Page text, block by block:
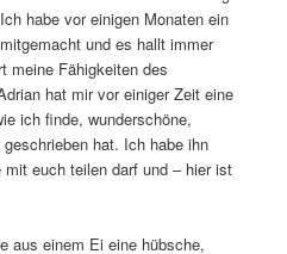
habe vor einigen Monaten ein
und es hallt immer
meine Fähigkeiten des
hat mir vor einiger Zeit eine
ich finde, wunderschöne,
hat. Ich habe ihn
euch teilen darf und – hier ist
aus einem Ei eine hübsche,